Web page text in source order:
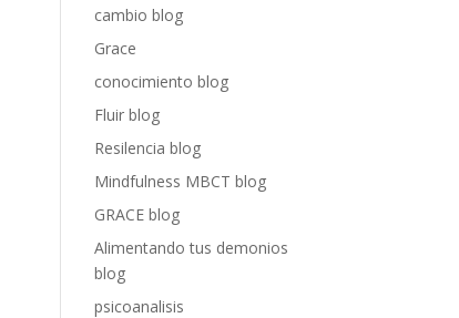
cambio blog
Grace
conocimiento blog
Fluir blog
Resilencia blog
Mindfulness MBCT blog
GRACE blog
Alimentando tus demonios
blog
psicoanalisis